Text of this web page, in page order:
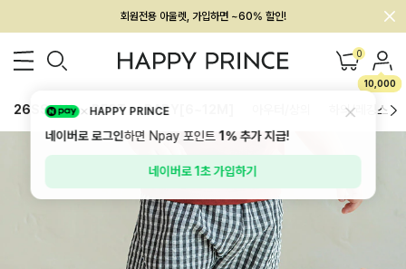
회원전용 아울렛, 가입하면 ~60% 할인!
멤버십 최대 28,000원 혜택 0
10,000
26SS 신상 BEST BABY[6~12M] 하의/레깅스
HAPPY PRINCE
네이버로 로그인하면 Npay 포인트1%추가 지급!
네이버로 1초 가입하기